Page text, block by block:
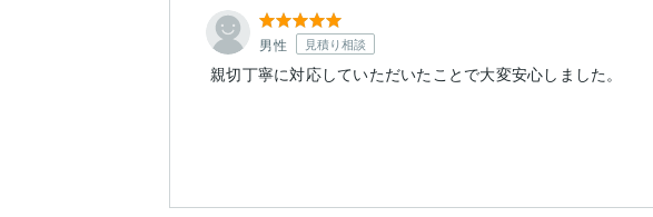
男性 見積り相談
親切丁寧に対応していただいたことで大変安心しました。